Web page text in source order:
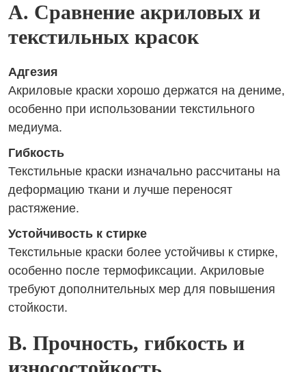
A. Сравнение акриловых и
текстильных красок
Адгезия
Акриловые краски хорошо держатся на дениме,
особенно при использовании текстильного
медиума.
Гибкость
Текстильные краски изначально рассчитаны на
деформацию ткани и лучше переносят
растяжение.
Устойчивость к стирке
Текстильные краски более устойчивы к стирке,
особенно после термофиксации. Акриловые
требуют дополнительных мер для повышения
стойкости.
B. Прочность, гибкость и